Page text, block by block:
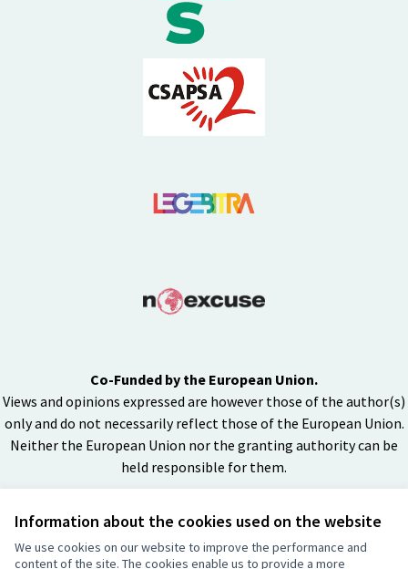
Information about the cookies used on the website
We use cookies on our website to improve the performance and
content of the site. The cookies enable us to provide a more
Co-Funded by the European Union.
Views and opinions expressed are however those of the author(s)
only and do not necessarily reflect those of the European Union.
Neither the European Union nor the granting authority can be
held responsible for them.
(Collegamento esterno)
Sito web creato consoftware libero
Licenza